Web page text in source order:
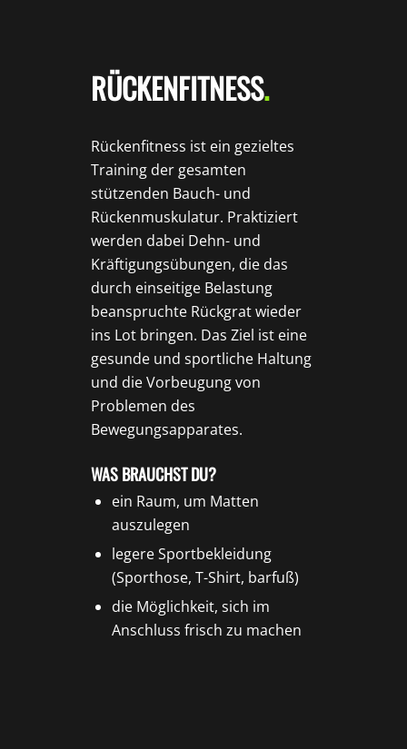
RÜCKENFITNESS.
Rückenfitness ist ein gezieltes
Training der gesamten
stützenden Bauch- und
Rückenmuskulatur. Praktiziert
werden dabei Dehn- und
Kräftigungsübungen, die das
durch einseitige Belastung
beanspruchte Rückgrat wieder
ins Lot bringen. Das Ziel ist eine
gesunde und sportliche Haltung
und die Vorbeugung von
Problemen des
Bewegungsapparates.
WAS BRAUCHST DU?
ein Raum, um Matten
auszulegen
legere Sportbekleidung
(Sporthose, T-Shirt, barfuß)
die Möglichkeit, sich im
Anschluss frisch zu machen